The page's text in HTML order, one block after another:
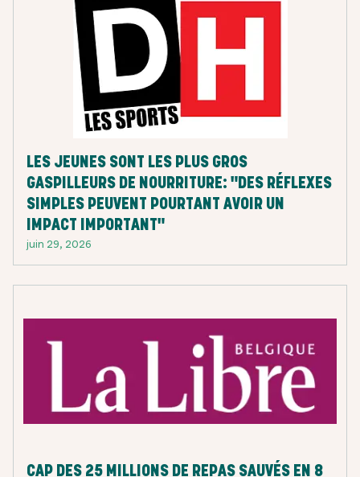
LES JEUNES SONT LES PLUS GROS
GASPILLEURS DE NOURRITURE: "DES RÉFLEXES
SIMPLES PEUVENT POURTANT AVOIR UN
IMPACT IMPORTANT"
juin 29, 2026
CAP DES 25 MILLIONS DE REPAS SAUVÉS EN 8